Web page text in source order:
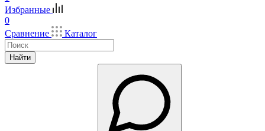
Избранные
0
Сравнение
Каталог
Найти